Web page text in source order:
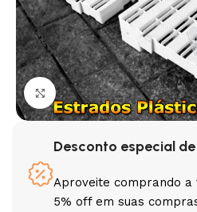
Clique para ampliar
Desconto especial de
Aproveite comprando a
5% off em suas